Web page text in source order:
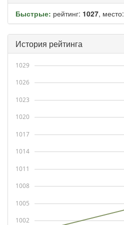
Быстрые: рейтинг: 1027, место:
История рейтинга
1002
1005
1008
1011
1014
1017
1020
1023
1026
1029